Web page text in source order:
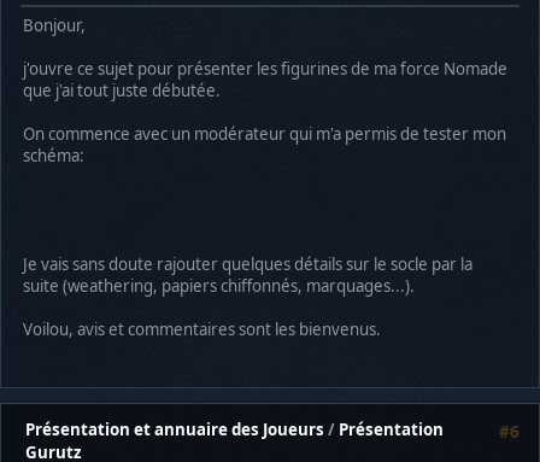
Bonjour,
j'ouvre ce sujet pour présenter les figurines de ma force Nomade
que j'ai tout juste débutée.
On commence avec un modérateur qui m'a permis de tester mon
schéma:
Je vais sans doute rajouter quelques détails sur le socle par la
suite (weathering, papiers chiffonnés, marquages...).
Voilou, avis et commentaires sont les bienvenus.
#6
Présentation et annuaire des Joueurs / Présentation
Gurutz